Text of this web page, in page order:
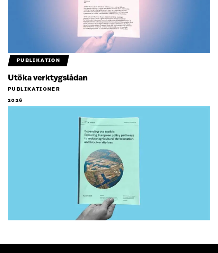
PUBLIKATION
Utöka verktygslådan
PUBLIKATIONER
2026